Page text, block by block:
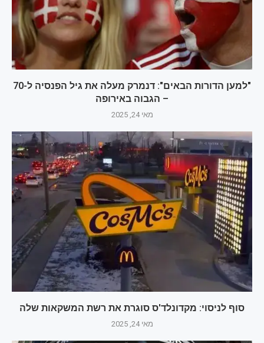
"למען הדורות הבאים": דנמרק מעלה את גיל הפנסיה ל-70
– הגבוה באירופה
מאי 24, 2025
סוף לניסוי: מקדונלד'ס סוגרת את רשת המשקאות שלה
מאי 24, 2025